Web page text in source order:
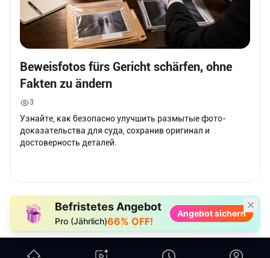
Beweisfotos fürs Gericht schärfen, ohne
Fakten zu ändern
3
Узнайте, как безопасно улучшить размытые фото-
доказательства для суда, сохранив оригинал и
достоверность деталей.
Befristetes Angebot
Pro (Jährlich)66% OFF!
Angebot sichern